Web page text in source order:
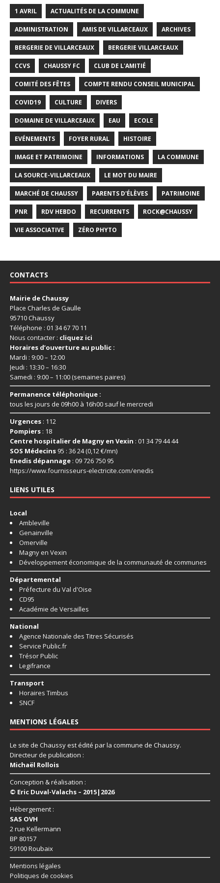
1 AVRIL ACTUALITÉS DE LA COMMUNE
ADMINISTRATION AMIS DE VILLARCEAUX ARCHIVES
BERGERIE DE VILLARCEAUX BERGERIE VILLARCEAUX
CCVS CHAUSSY FC CLUB DE L'AMITIÉ
COMITÉ DES FÊTES COMPTE RENDU CONSEIL MUNICIPAL
COVID19 CULTURE DIVERS
DOMAINE DE VILLARCEAUX EAU ECOLE
EVÉNEMENTS FOYER RURAL HISTOIRE
IMAGE ET PATRIMOINE INFORMATIONS LA COMMUNE
LA SOURCE-VILLARCEAUX LE MOT DU MAIRE
MARCHÉ DE CHAUSSY PARENTS D'ÉLÈVES PATRIMOINE
PNR RDV HEBDO RECURRENTS ROCK@CHAUSSY
VIE ASSOCIATIVE ZÉRO PHYTO
CONTACTS
Mairie de Chaussy
Place Charles de Gaulle
95710 Chaussy
Téléphone : 01 34 67 70 11
Nous contacter : cliquez ici
Horaires d’ouverture au public :
Mardi : 9:00 – 12:00
Jeudi : 13:30 – 16:30
Samedi : 9:00 – 11:00 (semaines paires)
Permanence téléphonique :
tous les jours de 09h00 à 16h00 sauf le mercredi
Urgences : 112
Pompiers : 18
Centre hospitalier de Magny en Vexin : 01 34 79 44 44
SOS Médecins 95 : 36 24 (0,12 €/mn)
Enedis dépannage : 09 726 750 95
https://www.fournisseurs-electricite.com/enedis
LIENS UTILES
Local
Ambleville
Genainville
Omerville
Magny en Vexin
Développement économique de la communauté de communes
Départemental
Préfecture du Val d'Oise
CD95
Académie de Versailles
National
Agence Nationale des Titres Sécurisés
Service Public.fr
Trésor Public
Legifrance
Transport
Horaires Timbus
SNCF
MENTIONS LÉGALES
Le site de Chaussy est édité par la commune de Chaussy.
Directeur de publication :
Michaël Rollois
Conception & réalisation :
© Eric Duval-Valachs – 2015|2026
Hébergement :
SAS OVH
2 rue Kellermann
BP 80157
59100 Roubaix
Mentions légales
Politiques de cookies